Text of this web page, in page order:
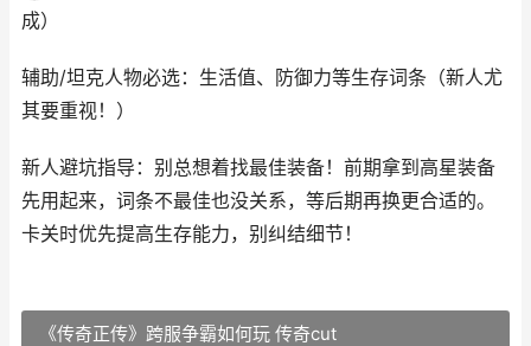
成）
辅助/坦克人物必选：生活值、防御力等生存词条（新人尤
其要重视！）
新人避坑指导：别总想着找最佳装备！前期拿到高星装备
先用起来，词条不最佳也没关系，等后期再换更合适的。
卡关时优先提高生存能力，别纠结细节！
《传奇正传》跨服争霸如何玩 传奇cut